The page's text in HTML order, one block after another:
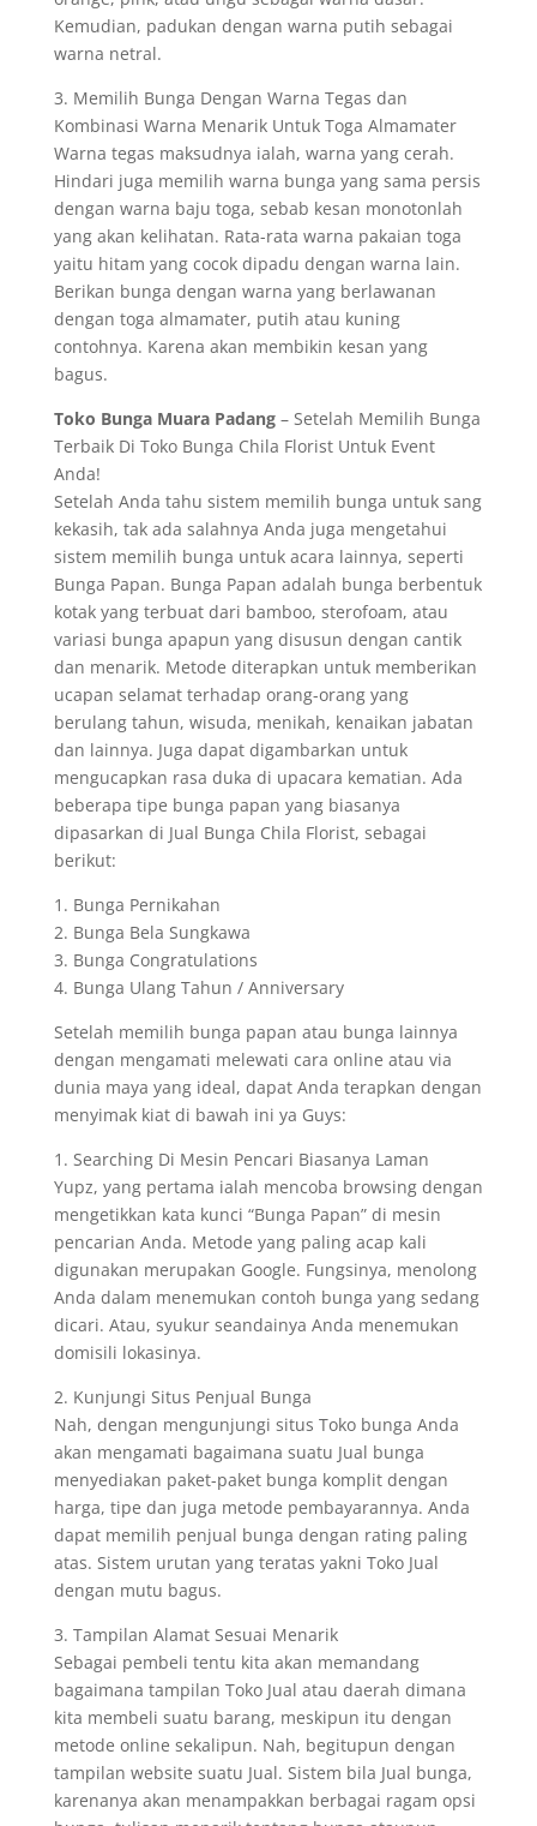
Kemudian, padukan dengan warna putih sebagai
warna netral.
3. Memilih Bunga Dengan Warna Tegas dan
Kombinasi Warna Menarik Untuk Toga Almamater
Warna tegas maksudnya ialah, warna yang cerah.
Hindari juga memilih warna bunga yang sama persis
dengan warna baju toga, sebab kesan monotonlah
yang akan kelihatan. Rata-rata warna pakaian toga
yaitu hitam yang cocok dipadu dengan warna lain.
Berikan bunga dengan warna yang berlawanan
dengan toga almamater, putih atau kuning
contohnya. Karena akan membikin kesan yang
bagus.
Toko Bunga Muara Padang– Setelah Memilih Bunga
Terbaik Di Toko Bunga Chila Florist Untuk Event
Anda!
Setelah Anda tahu sistem memilih bunga untuk sang
kekasih, tak ada salahnya Anda juga mengetahui
sistem memilih bunga untuk acara lainnya, seperti
Bunga Papan. Bunga Papan adalah bunga berbentuk
kotak yang terbuat dari bamboo, sterofoam, atau
variasi bunga apapun yang disusun dengan cantik
dan menarik. Metode diterapkan untuk memberikan
ucapan selamat terhadap orang-orang yang
berulang tahun, wisuda, menikah, kenaikan jabatan
dan lainnya. Juga dapat digambarkan untuk
mengucapkan rasa duka di upacara kematian. Ada
beberapa tipe bunga papan yang biasanya
dipasarkan di Jual Bunga Chila Florist, sebagai
berikut:
1. Bunga Pernikahan
2. Bunga Bela Sungkawa
3. Bunga Congratulations
4. Bunga Ulang Tahun / Anniversary
Setelah memilih bunga papan atau bunga lainnya
dengan mengamati melewati cara online atau via
dunia maya yang ideal, dapat Anda terapkan dengan
menyimak kiat di bawah ini ya Guys:
1. Searching Di Mesin Pencari Biasanya Laman
Yupz, yang pertama ialah mencoba browsing dengan
mengetikkan kata kunci “Bunga Papan” di mesin
pencarian Anda. Metode yang paling acap kali
digunakan merupakan Google. Fungsinya, menolong
Anda dalam menemukan contoh bunga yang sedang
dicari. Atau, syukur seandainya Anda menemukan
domisili lokasinya.
2. Kunjungi Situs Penjual Bunga
Nah, dengan mengunjungi situs Toko bunga Anda
akan mengamati bagaimana suatu Jual bunga
menyediakan paket-paket bunga komplit dengan
harga, tipe dan juga metode pembayarannya. Anda
dapat memilih penjual bunga dengan rating paling
atas. Sistem urutan yang teratas yakni Toko Jual
dengan mutu bagus.
3. Tampilan Alamat Sesuai Menarik
Sebagai pembeli tentu kita akan memandang
bagaimana tampilan Toko Jual atau daerah dimana
kita membeli suatu barang, meskipun itu dengan
metode online sekalipun. Nah, begitupun dengan
tampilan website suatu Jual. Sistem bila Jual bunga,
karenanya akan menampakkan berbagai ragam opsi